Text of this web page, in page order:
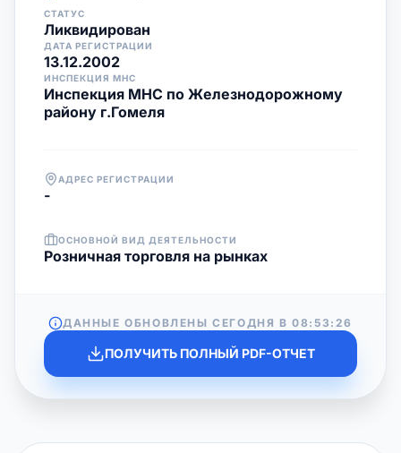
СТАТУС
Ликвидирован
ДАТА РЕГИСТРАЦИИ
13.12.2002
ИНСПЕКЦИЯ МНС
Инспекция МНС по Железнодорожному
району г.Гомеля
АДРЕС РЕГИСТРАЦИИ
-
ОСНОВНОЙ ВИД ДЕЯТЕЛЬНОСТИ
Розничная торговля на рынках
ДАННЫЕ ОБНОВЛЕНЫ СЕГОДНЯ В08:53:26
ПОЛУЧИТЬ ПОЛНЫЙ PDF-ОТЧЕТ